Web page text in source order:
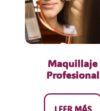
Maquillaje
Profesional